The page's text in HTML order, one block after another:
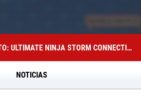
ULTIMATE NINJA STORM CONNECTIONS
NOTICIAS